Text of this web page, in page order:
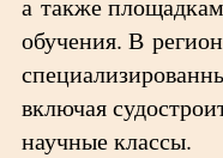
а также
обучения. В
включая
научные классы.